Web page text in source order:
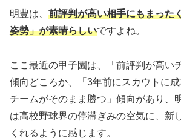
明豊は、 前評判が高い相手にもまった
姿勢」が素晴らしいですよね。
ここ最近の甲子園は、「前評判が高い
傾向どころか、「3年前にスカウトに
チームがそのまま勝つ」傾向があり、
は高校野球界の停滞ぎみの空気に、新
くれるように感じます。